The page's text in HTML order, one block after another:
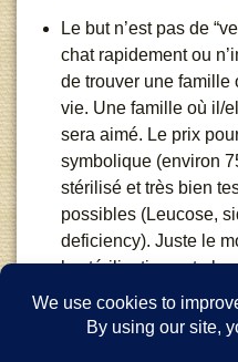
Le but n’est pas de
chat rapidement ou
de trouver une famille
vie. Une famille où il/
sera aimé. Le prix
symbolique (environ
stérilisé et très bien
possibles (Leucose,
deficiency). Juste le
la stérilisation est
Les mamans
pour ceux qui